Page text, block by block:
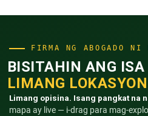
FIRMA NG ABOGADO
BISITAHIN ANG
LIMANG LOKASYON
Limang opisina. Isang pangkat na
mapa ay live — i-drag para mag-